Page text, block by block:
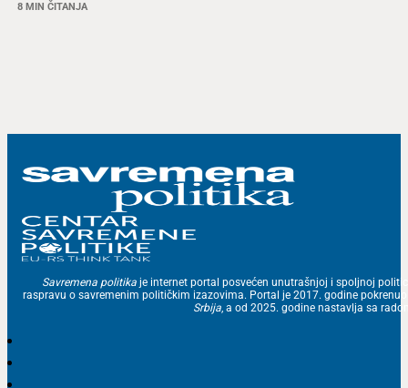
8 MIN ČITANJA
Savremena politika je internet portal posvećen unutrašnjoj i spoljnoj
raspravu o savremenim političkim izazovima. Portal je 2017. godine
Srbija, a od 2025. godine nastavlja sa